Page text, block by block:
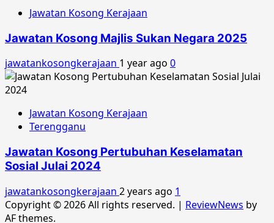
Jawatan Kosong Kerajaan
Jawatan Kosong Majlis Sukan Negara 2025
jawatankosongkerajaan 1 year ago 0
Jawatan Kosong Kerajaan
Terengganu
Jawatan Kosong Pertubuhan Keselamatan
Sosial Julai 2024
jawatankosongkerajaan 2 years ago 1
Copyright © 2026 All rights reserved. | ReviewNews by
AF themes.